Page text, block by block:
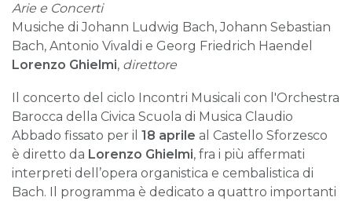
Arie e Concerti
Musiche di Johann Ludwig Bach, Johann Sebastian
Bach, Antonio Vivaldi e Georg Friedrich Haendel
Lorenzo Ghielmi, direttore
Il concerto del ciclo Incontri Musicali con l'Orchestra
Barocca della Civica Scuola di Musica Claudio
Abbado fissato per il 18 aprile al Castello Sforzesco
è diretto da Lorenzo Ghielmi, fra i più affermati
interpreti dell’opera organistica e cembalistica di
Bach. Il programma è dedicato a quattro importanti